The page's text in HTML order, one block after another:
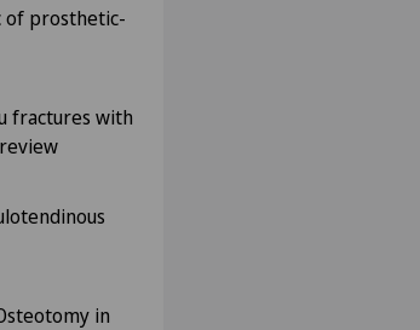
of prosthetic-
fractures with
in